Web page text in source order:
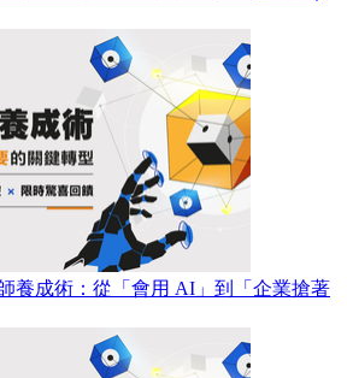
養成術：​從「會用 AI」到「企業搶著